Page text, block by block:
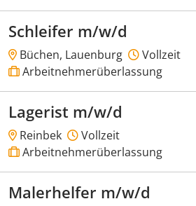
Schleifer m/w/d
Büchen, Lauenburg
Vollzeit
Arbeitnehmerüberlassung
Lagerist m/w/d
Reinbek
Vollzeit
Arbeitnehmerüberlassung
Malerhelfer m/w/d